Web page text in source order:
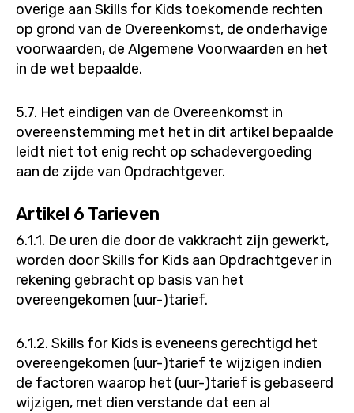
overige aan Skills for Kids toekomende rechten
op grond van de Overeenkomst, de onderhavige
voorwaarden, de Algemene Voorwaarden en het
in de wet bepaalde.
5.7. Het eindigen van de Overeenkomst in
overeenstemming met het in dit artikel bepaalde
leidt niet tot enig recht op schadevergoeding
aan de zijde van Opdrachtgever.
Artikel 6 Tarieven
6.1.1. De uren die door de vakkracht zijn gewerkt,
worden door Skills for Kids aan Opdrachtgever in
rekening gebracht op basis van het
overeengekomen (uur-)tarief.
6.1.2. Skills for Kids is eveneens gerechtigd het
overeengekomen (uur-)tarief te wijzigen indien
de factoren waarop het (uur-)tarief is gebaseerd
wijzigen, met dien verstande dat een al